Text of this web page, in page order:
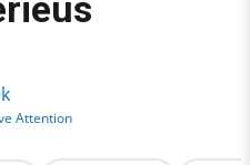
Attention